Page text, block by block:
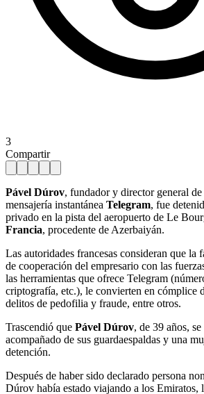
3
Compartir
Pável Dúrov, fundador y director general
mensajería instantánea Telegram, fue
privado en la pista del aeropuerto de Le
Francia, procedente de Azerbaiyán.
Las autoridades francesas consideran que la
de cooperación del empresario con las
las herramientas que ofrece Telegram
criptografía, etc.), le convierten en cómplice
delitos de pedofilia y fraude, entre otros.
Trascendió que Pável Dúrov, de 39 años,
acompañado de sus guardaespaldas y una
detención.
Después de haber sido declarado persona
Dúrov había estado viajando a los Emiratos,